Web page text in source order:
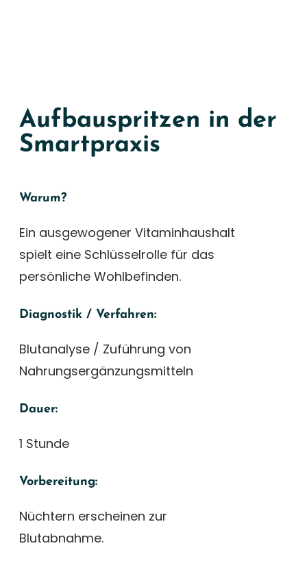
Aufbauspritzen in der
Smartpraxis
Warum?
Ein ausgewogener Vitaminhaushalt
spielt eine Schlüsselrolle für das
persönliche Wohlbefinden.
Diagnostik / Verfahren:
Blutanalyse / Zuführung von
Nahrungsergänzungsmitteln
Dauer:
1 Stunde
Vorbereitung:
Nüchtern erscheinen zur
Blutabnahme.